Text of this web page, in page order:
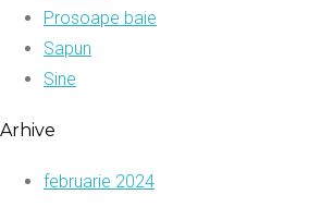
Prosoape baie
Sapun
Sine
Arhive
februarie 2024